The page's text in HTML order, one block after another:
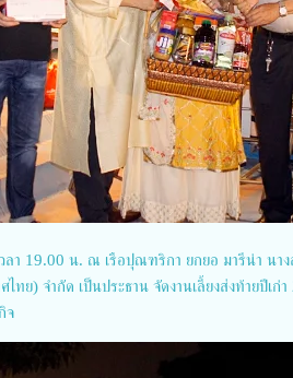
ลา 19.00 น. ณ เรือปุณฑริกา ยกยอ มารีน่า นา
ทย) จำกัด เป็นประธาน จัดงานเลี้ยงส่งท้ายปีเ
จ